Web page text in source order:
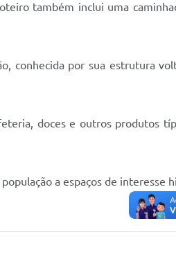
também inclui uma
conhecida por sua estrutura
doces e outros produtos
a espaços de interesse